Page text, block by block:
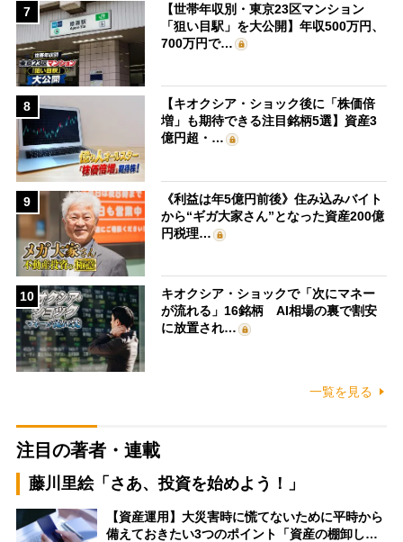
7
【世帯年収別・東京23区マンション
「狙い目駅」を大公開】年収500万円、
700万円で…
8
【キオクシア・ショック後に「株価倍
増」も期待できる注目銘柄5選】資産3
億円超・…
9
《利益は年5億円前後》住み込みバイト
から“ギガ大家さん”となった資産200億
円税理…
10
キオクシア・ショックで「次にマネー
が流れる」16銘柄 AI相場の裏で割安
に放置され…
一覧を見る
注目の著者・連載
藤川里絵「さあ、投資を始めよう！」
【資産運用】大災害時に慌てないために平時から
備えておきたい3つのポイント「資産の棚卸し…